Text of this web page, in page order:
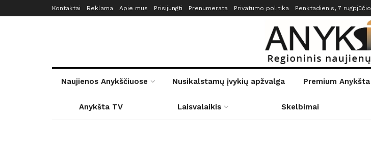
Kontaktai Reklama Apie mus Prisijungti Prenumerata Privatumo politika Penktadienis, 7
Naujienos Anykščiuose Nusikalstamų įvykių apžvalga Premium Anykšta
Anykšta TV Laisvalaikis Skelbimai